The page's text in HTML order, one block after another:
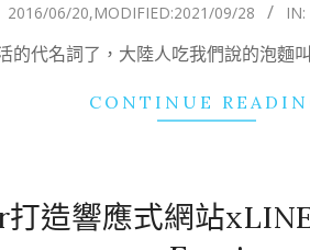
2016/06/20,MODIFIED:2021/09/28 IN:
的代名詞了，大陸人吃我們說的泡麵
CONTINUE
造響應式網站